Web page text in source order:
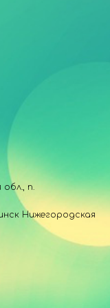
п.
Нижегородская